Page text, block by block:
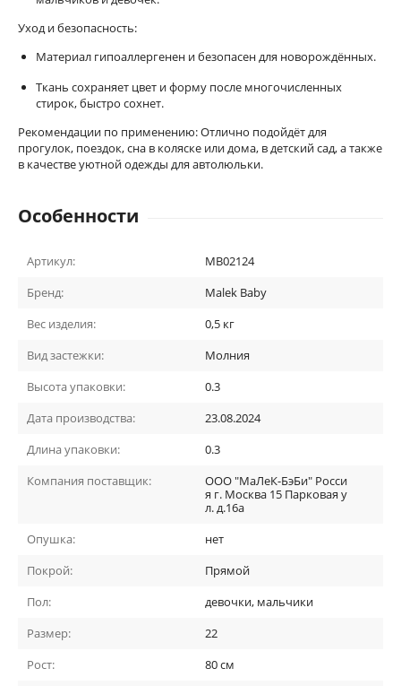
Уход и безопасность:
Материал гипоаллергенен и безопасен для новорождённых.
Ткань сохраняет цвет и форму после многочисленных
стирок, быстро сохнет.
Рекомендации по применению: Отлично подойдёт для
прогулок, поездок, сна в коляске или дома, в детский сад, а также
в качестве уютной одежды для автолюльки.
Особенности
Артикул:
MB02124
Бренд:
Malek Baby
Вес изделия:
0,5 кг
Вид застежки:
Молния
Высота упаковки:
0.3
Дата производства:
23.08.2024
Длина упаковки:
0.3
Компания поставщик:
ООО "МаЛеК-БэБи" Росси
я г. Москва 15 Парковая у
л. д.16а
Опушка:
нет
Покрой:
Прямой
Пол:
девочки, мальчики
Размер:
22
Рост:
80 см